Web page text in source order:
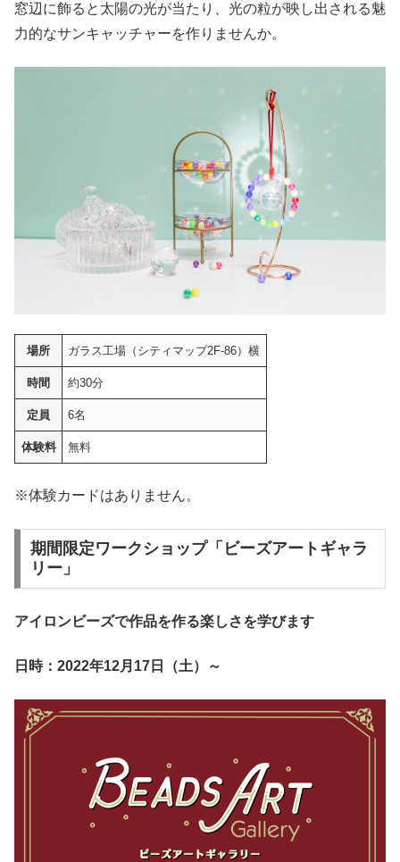
窓辺に飾ると太陽の光が当たり、光の粒が映し出される魅
力的なサンキャッチャーを作りませんか。
場所 ガラス工場（シティマップ2F-86）横
時間 約30分
定員 6名
体験料 無料
※体験カードはありません。
期間限定ワークショップ「ビーズアートギャラ
リー」
アイロンビーズで作品を作る楽しさを学びます
日時：2022年12月17日（土）～